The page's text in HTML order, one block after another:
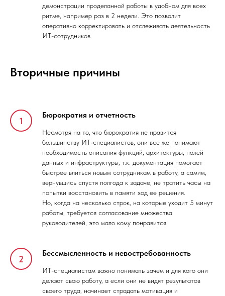
демонстрации проделанной работы в удобном для всех
ритме, например раз в 2 недели. Это позволит
оперативно корректировать и отслеживать деятельность
ИТ-сотрудников.
Вторичные причины
Бюрократия и отчетность
Несмотря на то, что бюрократия не нравится
большинству ИТ-специалистов, они все же понимают
необходимость описания функций, архитектуры, полей
данных и инфраструктуры, т.к. документация помогает
быстрее влиться новым сотрудникам в работу, а самим,
вернувшись спустя полгода к задаче, не тратить часы на
попытки восстановить в памяти ход ее решения.
Но, когда на несколько строк, на которые уходит 5 минут
работы, требуется согласование множества
руководителей, это мало кому понравится.
Бессмысленность и невостребованность
ИТ-специалистам важно понимать зачем и для кого они
делают свою работу, а если они не видят результатов
своего труда, начинает страдать мотивация и